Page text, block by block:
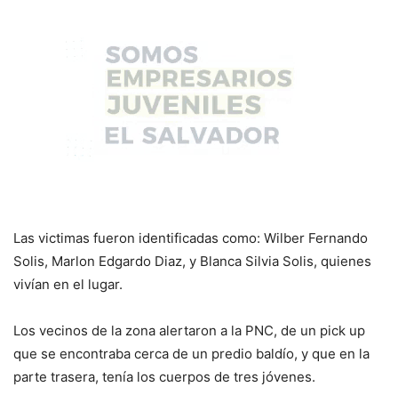
Las victimas fueron identificadas como: Wilber Fernando
Solis, Marlon Edgardo Diaz, y Blanca Silvia Solis, quienes
vivían en el lugar.
Los vecinos de la zona alertaron a la PNC, de un pick up
que se encontraba cerca de un predio baldío, y que en la
parte trasera, tenía los cuerpos de tres jóvenes.